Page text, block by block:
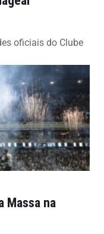
oficiais do Clube
Massa na